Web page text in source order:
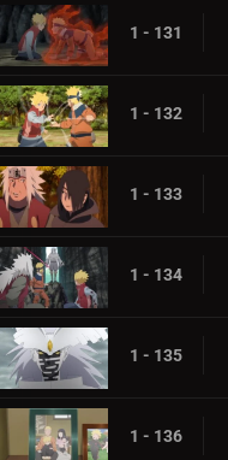
1 - 131
1 - 132
1 - 133
1 - 134
1 - 135
1 - 136